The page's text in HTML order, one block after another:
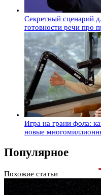
Секретный сценарий
готовности речи про
Игра на грани фола:
новые
Популярное
Похожие статьи